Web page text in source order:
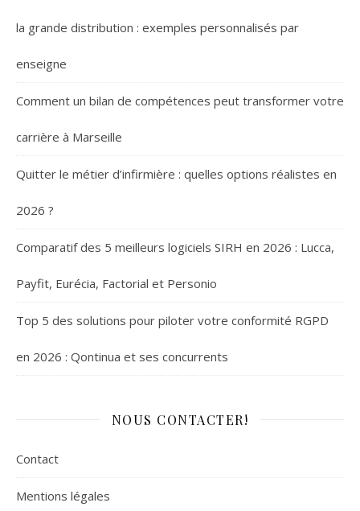
la grande distribution : exemples personnalisés par
enseigne
Comment un bilan de compétences peut transformer votre
carrière à Marseille
Quitter le métier d’infirmière : quelles options réalistes en
2026 ?
Comparatif des 5 meilleurs logiciels SIRH en 2026 : Lucca,
Payfit, Eurécia, Factorial et Personio
Top 5 des solutions pour piloter votre conformité RGPD
en 2026 : Qontinua et ses concurrents
NOUS CONTACTER!
Contact
Mentions légales